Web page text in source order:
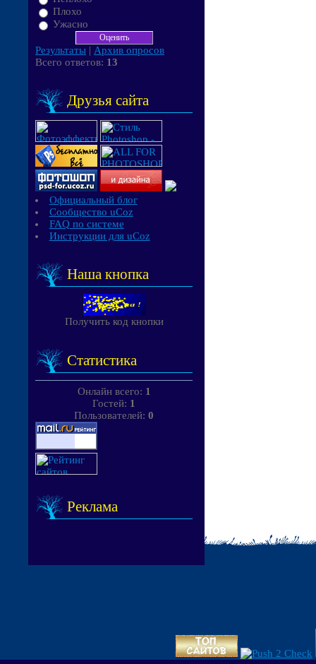
Плохо
Ужасно
Результаты | Архив опросов
Всего ответов: 13
Друзья сайта
Официальный блог
Сообщество uCoz
FAQ по системе
Инструкции для uCoz
Наша кнопка
Получить код кнопки
Статистика
Онлайн всего: 1
Гостей: 1
Пользователей: 0
Реклама